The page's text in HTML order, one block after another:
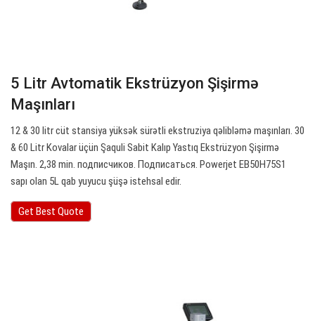
5 Litr Avtomatik Ekstrüzyon Şişirmə
Maşınları
12 & 30 litr cüt stansiya yüksək sürətli ekstruziya qəlibləmə maşınları. 30
& 60 Litr Kovalar üçün Şaquli Sabit Kalıp Yastıq Ekstrüzyon Şişirmə
Maşın. 2,38 min. подписчиков. Подписаться. Powerjet EB50H75S1
sapı olan 5L qab yuyucu şüşə istehsal edir.
Get Best Quote